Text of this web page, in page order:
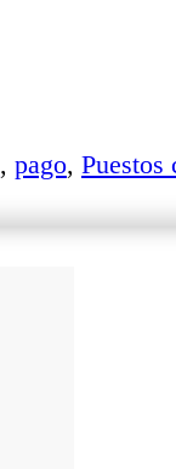
, pago, Puestos